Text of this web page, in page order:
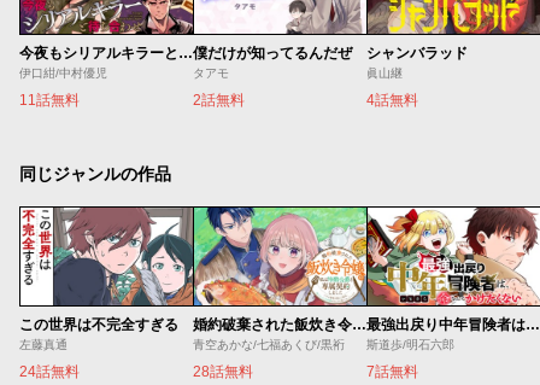
今夜もシリアルキラーと待ち合わせ
伊口紺/中村優児
11話無料
僕だけが知ってるんだぜ
タアモ
2話無料
シャンバラッド
眞山継
4話無料
同じジャンルの作品
この世界は不完全すぎる
左藤真通
24話無料
婚約破棄された飯炊き令嬢の私は冷酷公爵と専属契約しました～ですが胃袋を掴んだ結果、冷たかった公爵様がどんどん優しくなっています～
青空あかな/七福あくび/黒裄
28話無料
最強出戻り中年冒険者は、今さら命なんてかけたくない
斯道歩/明石六郎
7話無料